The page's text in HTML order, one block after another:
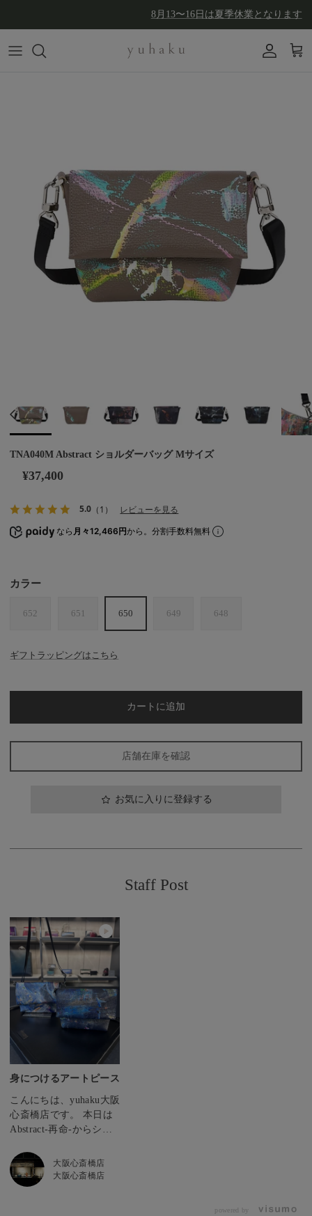
8月13〜16日は夏季休業となります
アカウン
カ
TNA040M Abstract ショルダーバッグ Mサイズ
¥37,400
5.0 （1） レビューを見る
なら 月々12,466円から。分割手数料無料
カラー
652 651 650 649 648
ギフトラッピングはこちら
カートに追加
店舗在庫を確認
お気に入りに登録する
Staff Post
身につけるアートピース
こんにちは、yuhaku大阪
心斎橋店です。 本日は
Abstract-再命-からショ
です。 Abstract-再命-は
サンプルとして制作した
革や、シリーズ生産終了
大阪心斎橋店
大阪心斎橋店
powered by